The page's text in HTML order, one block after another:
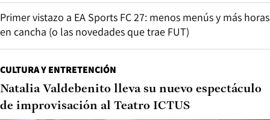
Primer vistazo a EA Sports FC 27: menos menús y más horas
en cancha (o las novedades que trae FUT)
CULTURA Y ENTRETENCIÓN
Natalia Valdebenito lleva su nuevo espectáculo
de improvisación al Teatro ICTUS